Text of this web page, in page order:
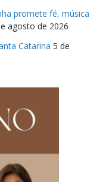
promete fé, música
agosto de 2026
Catarina 5 de